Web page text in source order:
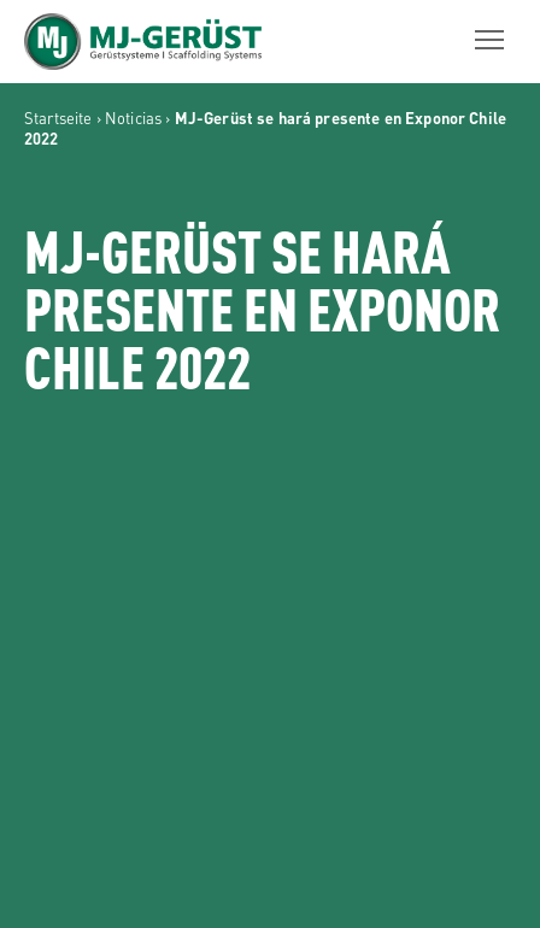
MJ-GERÜST
Startseite › Noticias › MJ-Gerüst se hará presente en Exponor Chile
2022
MJ-GERÜST SE HARÁ
PRESENTE EN EXPONOR
CHILE 2022